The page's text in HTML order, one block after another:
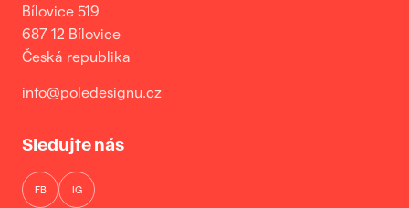
Bílovice 519
687 12 Bílovice
Česká republika
info@poledesignu.cz
Sledujte nás
FB IG